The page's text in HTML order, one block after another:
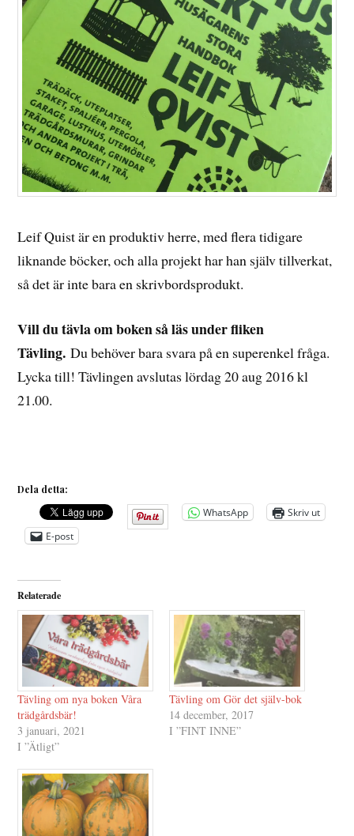
Leif Quist är en produktiv herre, med flera tidigare
liknande böcker, och alla projekt har han själv tillverkat,
så det är inte bara en skrivbordsprodukt.
Vill du tävla om boken så läs under fliken
Tävling.Du behöver bara svara på en superenkel fråga.
Lycka till! Tävlingen avslutas lördag 20 aug 2016 kl
21.00.
Dela detta:
WhatsApp
Skriv ut
E-post
Relaterade
Tävling om nya boken Våra
trädgårdsbär!
3 januari, 2021
I ”Ätligt”
Tävling om Gör det själv-bok
14 december, 2017
I ”FINT INNE”